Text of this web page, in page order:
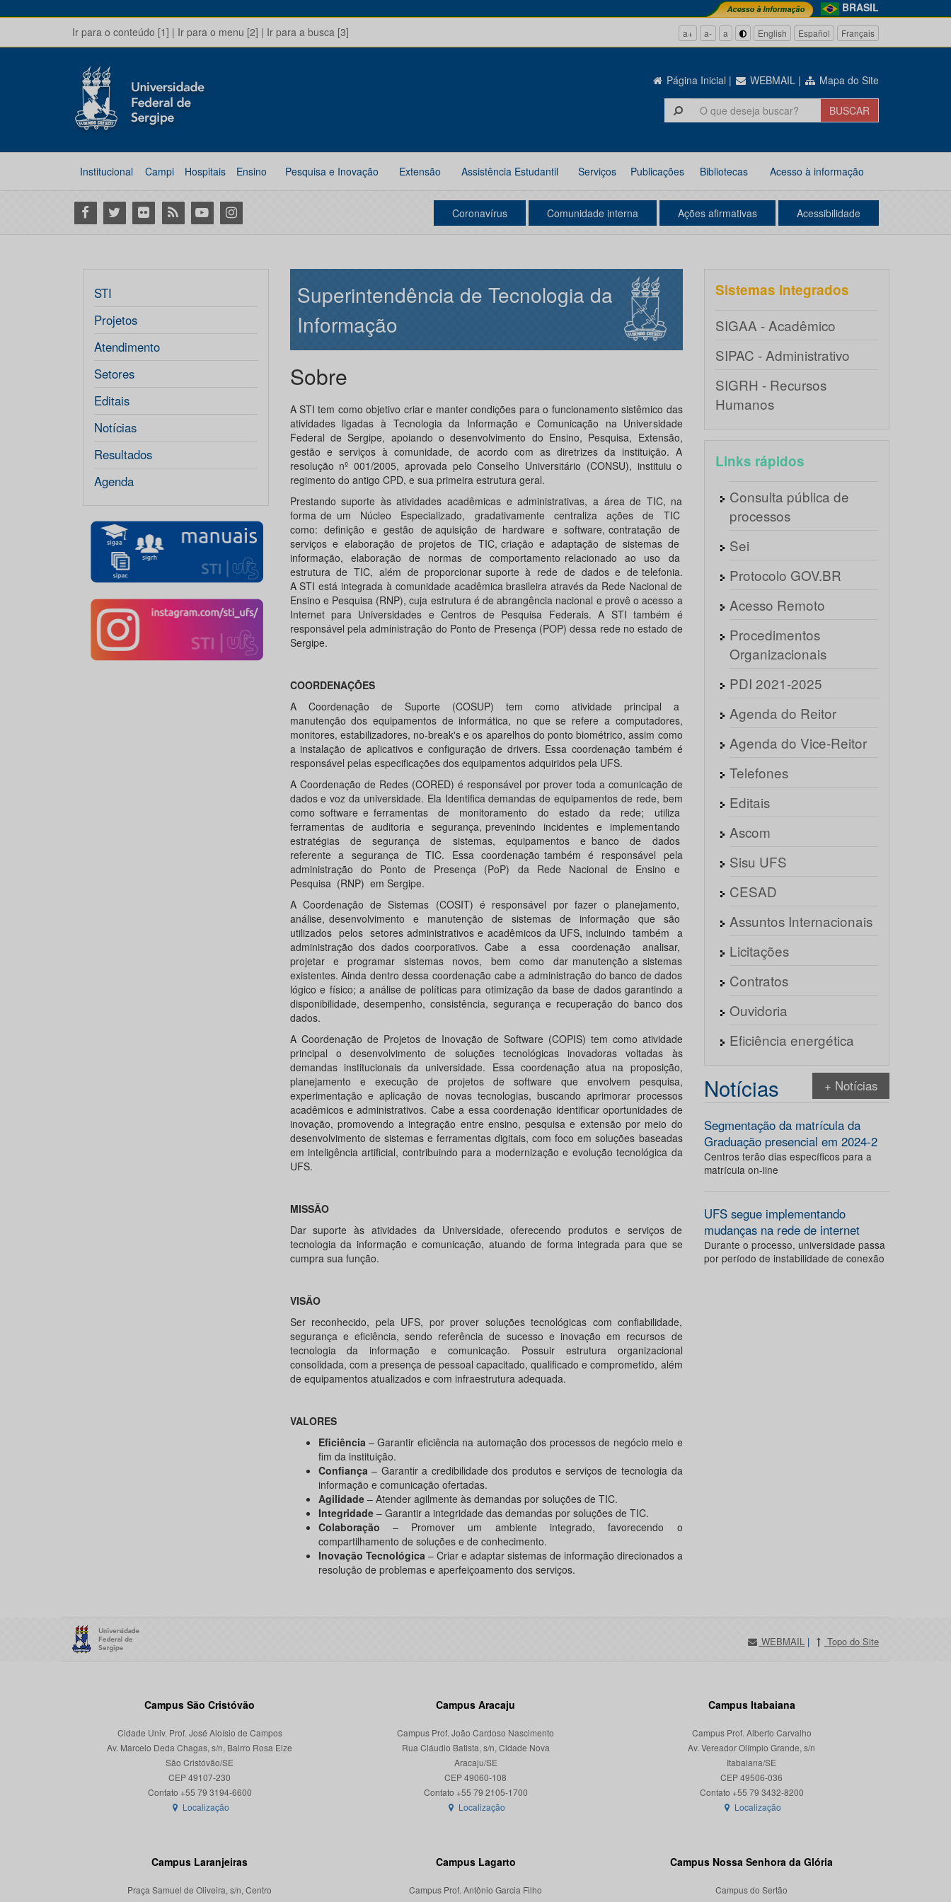
BRASIL
Ir para o conteúdo [1] | Ir para o menu [2] | Ir para a busca [3] a+ a- a English Español Français
Página Inicial | WEBMAIL | Mapa do Site
Institucional Campi Hospitais Ensino Pesquisa e Inovação Extensão Assistência Estudantil Serviços Publicações Bibliotecas Acesso à informação
Facebook
Twitter Flickr RSS YoutubeInstagram Coronavírus Comunidade interna Ações afirmativas Acessibilidade
STI
Projetos
Atendimento
Setores
Editais
Notícias
Resultados
Agenda
Superintendência de Tecnologia da
Informação
Sobre
A STI tem como objetivo criar e manter condições para o funcionamento sistêmico das
atividades ligadas à Tecnologia da Informação e Comunicação na Universidade
Federal de Sergipe, apoiando o desenvolvimento do Ensino, Pesquisa, Extensão,
gestão e serviços à comunidade, de acordo com as diretrizes da instituição. A
resolução nº 001/2005, aprovada pelo Conselho Universitário (CONSU), instituiu o
regimento do antigo CPD, e sua primeira estrutura geral.
Prestando suporte às atividades acadêmicas e administrativas, a área de TIC, na
forma de um Núcleo Especializado, gradativamente centraliza ações de TIC
como: definição e gestão de aquisição de hardware e software, contratação de
serviços e elaboração de projetos de TIC, criação e adaptação de sistemas de
informação, elaboração de normas de comportamento relacionado ao uso da
estrutura de TIC, além de proporcionar suporte à rede de dados e de telefonia.
A STI está integrada à comunidade acadêmica brasileira através da Rede Nacional de
Ensino e Pesquisa (RNP), cuja estrutura é de abrangência nacional e provê o acesso a
Internet para Universidades e Centros de Pesquisa Federais. A STI também é
responsável pela administração do Ponto de Presença (POP) dessa rede no estado de
Sergipe.
COORDENAÇÕES
A Coordenação de Suporte (COSUP) tem como atividade principal a
manutenção dos equipamentos de informática, no que se refere a computadores,
monitores, estabilizadores, no-break's e os aparelhos do ponto biométrico, assim como
a instalação de aplicativos e configuração de drivers. Essa coordenação também é
responsável pelas especificações dos equipamentos adquiridos pela UFS.
A Coordenação de Redes (CORED) é responsável por prover toda a comunicação de
dados e voz da universidade. Ela Identifica demandas de equipamentos de rede, bem
como software e ferramentas de monitoramento do estado da rede; utiliza
ferramentas de auditoria e segurança, prevenindo incidentes e implementando
estratégias de segurança de sistemas, equipamentos e banco de dados
referente a segurança de TIC. Essa coordenação também é responsável pela
administração do Ponto de Presença (PoP) da Rede Nacional de Ensino e
Pesquisa (RNP) em Sergipe.
A Coordenação de Sistemas (COSIT) é responsável por fazer o planejamento,
análise, desenvolvimento e manutenção de sistemas de informação que são
utilizados pelos setores administrativos e acadêmicos da UFS, incluindo também a
administração dos dados coorporativos. Cabe a essa coordenação analisar,
projetar e programar sistemas novos, bem como dar manutenção a sistemas
existentes. Ainda dentro dessa coordenação cabe a administração do banco de dados
lógico e físico; a análise de políticas para otimização da base de dados garantindo a
disponibilidade, desempenho, consistência, segurança e recuperação do banco dos
dados.
A Coordenação de Projetos de Inovação de Software (COPIS) tem como atividade
principal o desenvolvimento de soluções tecnológicas inovadoras voltadas às
demandas institucionais da universidade. Essa coordenação atua na proposição,
planejamento e execução de projetos de software que envolvem pesquisa,
experimentação e aplicação de novas tecnologias, buscando aprimorar processos
acadêmicos e administrativos. Cabe a essa coordenação identificar oportunidades de
inovação, promovendo a integração entre ensino, pesquisa e extensão por meio do
desenvolvimento de sistemas e ferramentas digitais, com foco em soluções baseadas
em inteligência artificial, contribuindo para a modernização e evolução tecnológica da
UFS.
MISSÃO
Dar suporte às atividades da Universidade, oferecendo produtos e serviços de
tecnologia da informação e comunicação, atuando de forma integrada para que se
cumpra sua função.
VISÃO
Ser reconhecido, pela UFS, por prover soluções tecnológicas com confiabilidade,
segurança e eficiência, sendo referência de sucesso e inovação em recursos de
tecnologia da informação e comunicação. Possuir estrutura organizacional
consolidada, com a presença de pessoal capacitado, qualificado e comprometido, além
de equipamentos atualizados e com infraestrutura adequada.
VALORES
Eficiência – Garantir eficiência na automação dos processos de negócio meio e
fim da instituição.
Confiança– Garantir a credibilidade dos produtos e serviços de tecnologia da
informação e comunicação ofertadas.
Agilidade– Atender agilmente às demandas por soluções de TIC.
Integridade– Garantir a integridade das demandas por soluções de TIC.
Colaboração – Promover um ambiente integrado, favorecendo o
compartilhamento de soluções e de conhecimento.
Inovação Tecnológica – Criar e adaptar sistemas de informação direcionados a
resolução de problemas e aperfeiçoamento dos serviços.
Sistemas integrados
SIGAA - Acadêmico
SIPAC - Administrativo
SIGRH - Recursos
Humanos
Links rápidos
Consulta pública de
processos
Sei
Protocolo GOV.BR
Acesso Remoto
Procedimentos
Organizacionais
PDI 2021-2025
Agenda do Reitor
Agenda do Vice-Reitor
Telefones
Editais
Ascom
Sisu UFS
CESAD
Assuntos Internacionais
Licitações
Contratos
Ouvidoria
Eficiência energética
Notícias + Notícias
Segmentação da matrícula da
Graduação presencial em 2024-2
Centros terão dias específicos para a
matrícula on-line
UFS segue implementando
mudanças na rede de internet
Durante o processo, universidade passa
por período de instabilidade de conexão
WEBMAIL | Topo do Site
Campus São Cristóvão
Cidade Univ. Prof. José Aloísio de Campos
Av. Marcelo Deda Chagas, s/n, Bairro Rosa Elze
São Cristóvão/SE
CEP 49107-230
Localização
Campus Aracaju
Campus Prof. João Cardoso Nascimento
Rua Cláudio Batista, s/n, Cidade Nova
Aracaju/SE
CEP 49060-108
Localização
Campus Itabaiana
Campus Prof. Alberto Carvalho
Av. Vereador Olímpio Grande, s/n
Itabaiana/SE
CEP 49506-036
Localização
Campus Laranjeiras
Praça Samuel de Oliveira, s/n, Centro
Campus Lagarto
Campus Prof. Antônio Garcia Filho
Campus Nossa Senhora da Glória
Campus do Sertão